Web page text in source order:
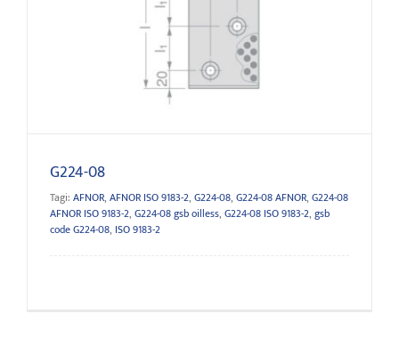
G224-08
G224-08
Tagi: AFNOR, AFNOR ISO 9183-2, G224-08, G224-08 AFNOR, G224-08
AFNOR ISO 9183-2, G224-08 gsb oilless, G224-08 ISO 9183-2, gsb
code G224-08, ISO 9183-2